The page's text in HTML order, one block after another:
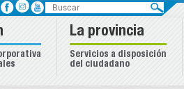
Buscar
La provincia
Servicios a disposición
del ciudadano